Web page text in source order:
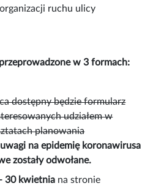
ruchu ulicy
w 3 formach:
dostępny będzie formularz
udziałem w
planowania
na epidemię koronawirusa
zostały odwołane.
30 kwietnia na stronie